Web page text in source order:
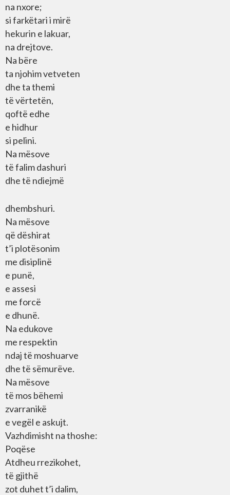
na nxore;
si farkëtari i mirë
hekurin e lakuar,
na drejtove.
Na bëre
ta njohim vetveten
dhe ta themi
të vërtetën,
qoftë edhe
e hidhur
si pelini.
Na mësove
të falim dashuri
dhe të ndiejmë
dhembshuri.
Na mësove
që dëshirat
t’i plotësonim
me disiplinë
e punë,
e assesi
me forcë
e dhunë.
Na edukove
me respektin
ndaj të moshuarve
dhe të sëmurëve.
Na mësove
të mos bëhemi
zvarranikë
e vegël e askujt.
Vazhdimisht na thoshe:
Poqëse
Atdheu rrezikohet,
të gjithë
zot duhet t’i dalim,